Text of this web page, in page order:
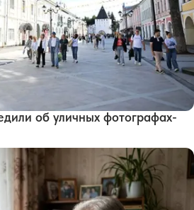
об уличных фотографах-